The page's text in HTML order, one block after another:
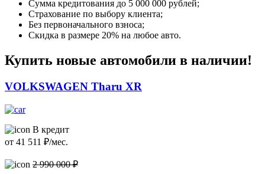
Сумма кредитования до 5 000 000 рублей;
Страхование по выбору клиента;
Без первоначального взноса;
Скидка в размере 20% на любое авто.
Купить новые автомобили в наличии!
VOLKSWAGEN Tharu XR
В кредит
от 41 511 ₽/мес.
2 990 000 ₽